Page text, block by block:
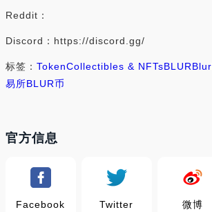
Reddit：
Discord：https://discord.gg/
标签： TokenCollectibles & NFTsBLURBlur
易所BLUR币
官方信息
Facebook Twitter 微博